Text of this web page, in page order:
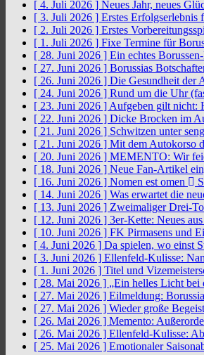
[ 4. Juli 2026 ] Neues Jahr, neues
[ 3. Juli 2026 ] Erstes Erfolgserlebnis
[ 2. Juli 2026 ] Erstes
[ 1. Juli 2026 ] Fixe Termine für
[ 28. Juni 2026 ] Ein echtes
[ 27. Juni 2026 ] Borussias
[ 26. Juni 2026 ] Die Gesundheit der
[ 24. Juni 2026 ] Rund um die Uhr
[ 23. Juni 2026 ] Aufgeben gilt nicht:
[ 22. Juni 2026 ] Dicke Brocken im
[ 21. Juni 2026 ] Schwitzen unter
[ 21. Juni 2026 ] Mit dem Autokorso
[ 20. Juni 2026 ] MEMENTO: Wir
[ 18. Juni 2026 ] Neue Fan-Artikel
[ 16. Juni 2026 ] Nomen est omen
[ 14. Juni 2026 ] Was erwartet die
[ 13. Juni 2026 ] Zweimaliger Drei-
[ 12. Juni 2026 ] 3er-Kette: Neues
[ 10. Juni 2026 ] FK Pirmasens und
[ 4. Juni 2026 ] Da spielen, wo einst
[ 3. Juni 2026 ] Ellenfeld-Kulisse:
[ 1. Juni 2026 ] Titel und
[ 28. Mai 2026 ] „Ein helles Licht bei
[ 27. Mai 2026 ] Eilmeldung:
[ 27. Mai 2026 ] Wieder große
[ 26. Mai 2026 ] Memento:
[ 26. Mai 2026 ] Ellenfeld-Kulisse:
[ 25. Mai 2026 ] Emotionaler